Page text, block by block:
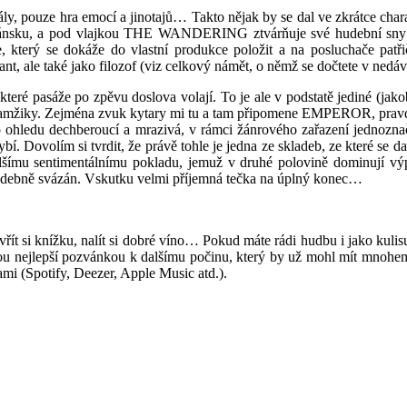
pouze hra emocí a jinotajů… Takto nějak by se dal ve zkrátce
a pod vlajkou THE WANDERING ztvárňuje své hudební
který se dokáže do vlastní produkce položit a na posluchače
ale také jako filozof (viz celkový námět, o němž se dočtete v
pasáže po zpěvu doslova volají. To je ale v podstatě jediné
Zejména zvuk kytary mi tu a tam připomene EMPEROR,
dechberoucí a mrazivá, v rámci žánrového zařazení
Dovolím si tvrdit, že právě tohle je jedna ze skladeb, ze které se
sentimentálnímu pokladu, jemuž v druhé polovině dominují
svázán. Vskutku velmi příjemná tečka na úplný konec…
si knížku, nalít si dobré víno… Pokud máte rádi hudbu i jako
nejlepší pozvánkou k dalšímu počinu, který by už mohl mít
(Spotify, Deezer, Apple Music atd.).